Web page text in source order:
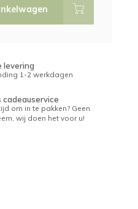
levering
1-2 werkdagen
cadeauservice
om in te pakken? Geen
wij doen het voor u!